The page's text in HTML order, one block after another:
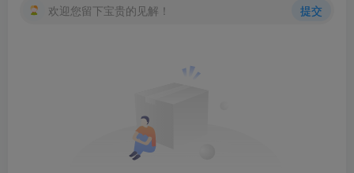
欢迎您留下宝贵的见解！ 提交